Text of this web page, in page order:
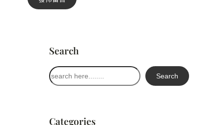
Search
搜
尋
Search
Categories